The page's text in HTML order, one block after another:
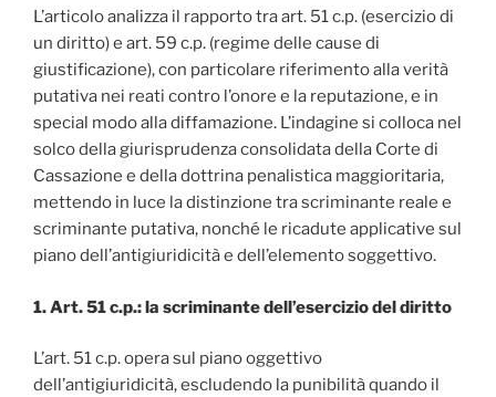
L’articolo analizza il rapporto tra art. 51 c.p. (esercizio di
un diritto) e art. 59 c.p. (regime delle cause di
giustificazione), con particolare riferimento alla verità
putativa nei reati contro l’onore e la reputazione, e in
special modo alla diffamazione. L’indagine si colloca nel
solco della giurisprudenza consolidata della Corte di
Cassazione e della dottrina penalistica maggioritaria,
mettendo in luce la distinzione tra scriminante reale e
scriminante putativa, nonché le ricadute applicative sul
piano dell’antigiuridicità e dell’elemento soggettivo.
1. Art. 51 c.p.: la scriminante dell’esercizio del diritto
L’art. 51 c.p. opera sul piano oggettivo
dell’antigiuridicità, escludendo la punibilità quando il